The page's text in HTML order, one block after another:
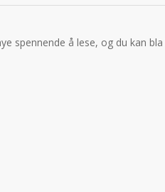
spennende å lese, og du kan